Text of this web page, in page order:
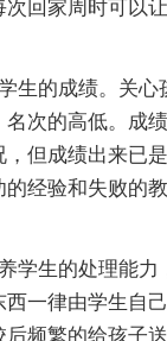
回家周时可以
生的成绩。关心
次的高低。成
，但成绩出来已
经验和失败的
学生的处理能力
一律由学生自
频繁的给孩子送